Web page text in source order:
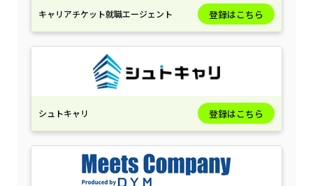
キャリアチケット就職エージェント 登録はこちら
シュトキャリ 登録はこちら